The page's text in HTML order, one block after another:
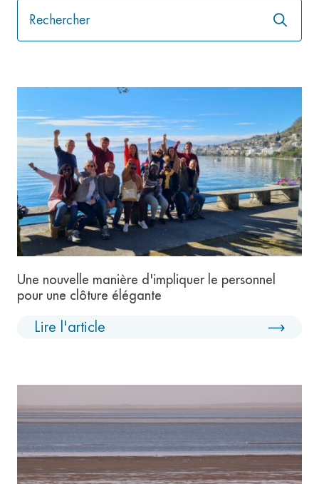
Lancer
la
Une nouvelle manière d'impliquer le personnel
pour une clôture élégante
Lire l'article